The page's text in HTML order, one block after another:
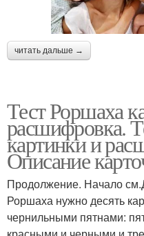
читать дальше →
Тест Роршаха
расшифровка.
картинки и
Описание
Продолжение. Начало
Роршаха нужно десять
чернильными пятнами: